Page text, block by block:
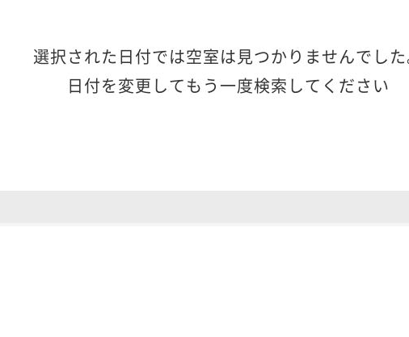
選択された日付では空室は見つかりませんでし
日付を変更してもう一度検索してください